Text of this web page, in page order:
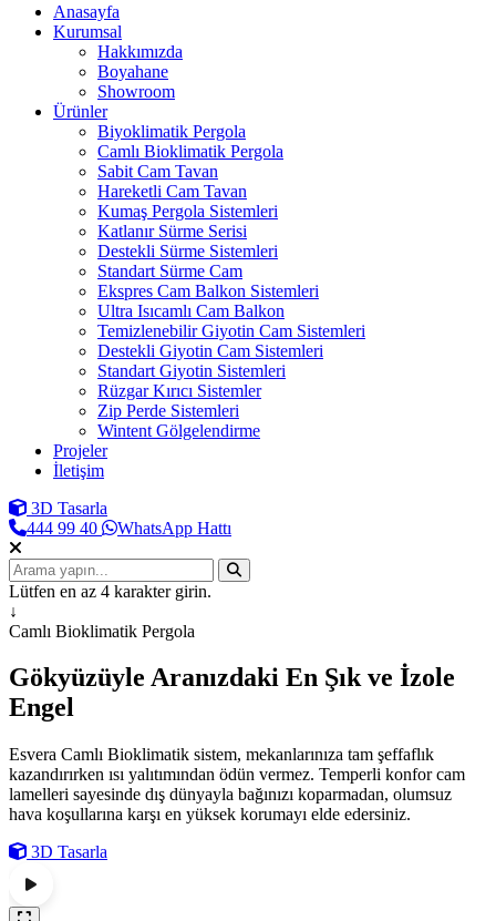
Anasayfa
Kurumsal
Hakkımızda
Boyahane
Showroom
Ürünler
Biyoklimatik Pergola
Camlı Bioklimatik Pergola
Sabit Cam Tavan
Hareketli Cam Tavan
Kumaş Pergola Sistemleri
Katlanır Sürme Serisi
Destekli Sürme Sistemleri
Standart Sürme Cam
Ekspres Cam Balkon Sistemleri
Ultra Isıcamlı Cam Balkon
Temizlenebilir Giyotin Cam Sistemleri
Destekli Giyotin Cam Sistemleri
Standart Giyotin Sistemleri
Rüzgar Kırıcı Sistemler
Zip Perde Sistemleri
Wintent Gölgelendirme
Projeler
İletişim
3D Tasarla
444 99 40
WhatsApp Hattı
Lütfen en az 4 karakter girin.
↓
Camlı Bioklimatik Pergola
Gökyüzüyle Aranızdaki En Şık ve İzole
Engel
Esvera Camlı Bioklimatik sistem, mekanlarınıza tam şeffaflık
kazandırırken ısı yalıtımından ödün vermez. Temperli konfor cam
lamelleri sayesinde dış dünyayla bağınızı koparmadan, olumsuz
hava koşullarına karşı en yüksek korumayı elde edersiniz.
3D Tasarla